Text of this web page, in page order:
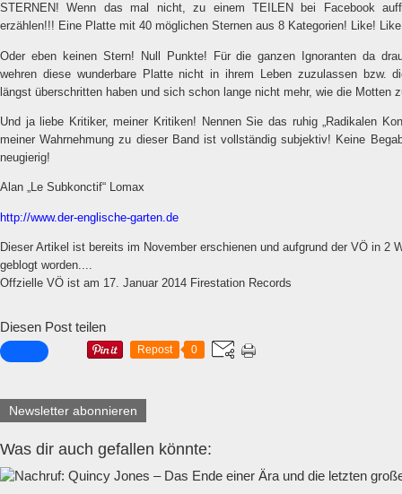
STERNEN! Wenn das mal nicht, zu einem TEILEN bei Facebook
erzählen!!! Eine Platte mit 40 möglichen Sternen aus 8 Kategorien! Like!
Oder eben keinen Stern! Null Punkte! Für die ganzen Ignoranten da
wehren diese wunderbare Platte nicht in ihrem Leben zuzulassen bzw.
längst überschritten haben und sich schon lange nicht mehr, wie die Motten
Und ja liebe Kritiker, meiner Kritiken! Nennen Sie das ruhig „Radikalen
meiner Wahrnehmung zu dieser Band ist vollständig subjektiv! Keine
neugierig!
Alan „Le Subkonctif“ Lomax
http://www.der-englische-garten.de
Dieser Artikel ist bereits im November erschienen und aufgrund der VÖ in 2
geblogt worden....
Offzielle VÖ ist am 17. Januar 2014 Firestation Records
Diesen Post teilen
Repost 0
Newsletter abonnieren
Was dir auch gefallen könnte: